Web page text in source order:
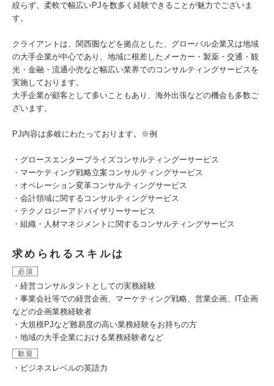
絞らず、柔軟で幅広いPJを数多く経験できることが魅力でございま
す。
クライアントは、関西圏などを拠点とした、グローバル企業又は地域
の大手企業が中心であり、地域に根差したメーカー・製薬・交通・観
光・金融・流通小売など幅広い業界でのコンサルティングサービスを
実施しております。
大手企業が顧客として多いこともあり、海外出張などの機会も多数ご
ざいます。
PJ内容は多岐にわたっております。※例
・グロースエンタープライズコンサルティングーサービス
・マーケティング戦略立案コンサルティングサービス
・オペレーション変革コンサルティングサービス
・会計領域に関するコンサルティングサービス
・テクノロジーアドバイザリーサービス
・組織・人材マネジメントに関するコンサルティングサービス
求められるスキルは
必須
・経営コンサルタントとしての実務経験
・事業会社等での経営企画、マーケティング戦略、営業企画、IT企画
などの企画業務経験者
・大規模PJなど難易度の高い業務経験をお持ちの方
・地域の大手企業における業務経験者など
歓迎
・ビジネスレベルの英語力